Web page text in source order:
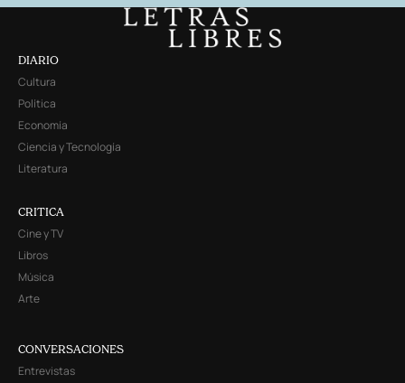
DIARIO
Cultura
Política
Economía
Ciencia y Tecnología
Literatura
CRITICA
Cine y TV
Libros
Música
Arte
CONVERSACIONES
Entrevistas